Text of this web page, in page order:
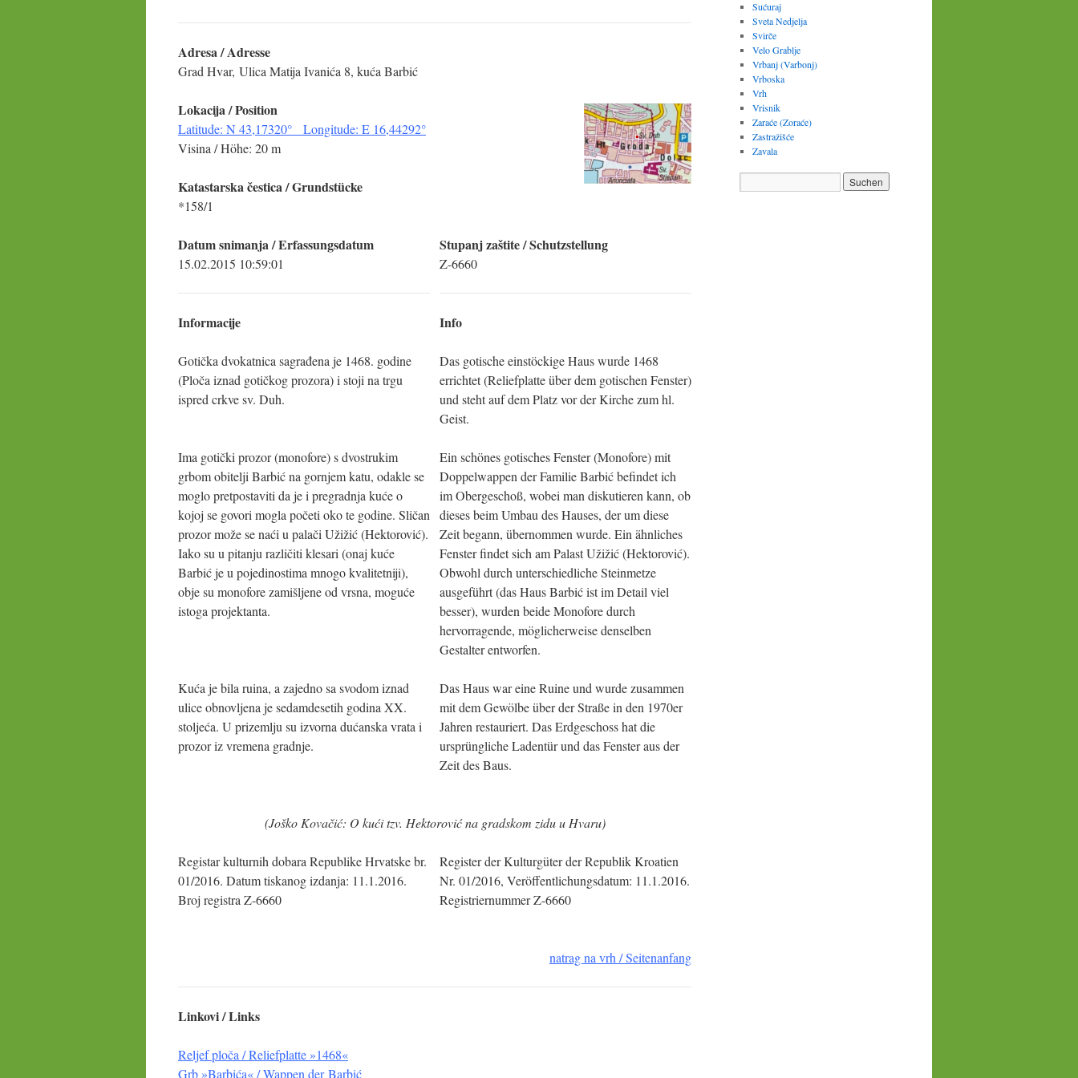
Adresa / Adresse
Grad Hvar, Ulica Matija Ivanića 8, kuća Barbić
Lokacija/ Position
Latitude: N 43,17320° Longitude: E 16,44292°
Visina / Höhe: 20 m
Katastarskačestica/ Grundstücke
*158/1
Datum snimanja / Erfassungsdatum
15.02.2015 10:59:01
Informacije
Gotička dvokatnica sagrađena je 1468. godine
(Ploča iznad gotičkog prozora) i stoji na trgu
ispred crkve sv. Duh.
Stupanj zaštite/ Schutzstellung
Z-6660
Info
Das gotische einstöckige Haus wurde 1468
errichtet (Reliefplatte über dem gotischen Fenster)
und steht auf dem Platz vor der Kirche zum hl.
Geist.
Ima gotički prozor (monofore) s dvostrukim
grbom obitelji Barbić na gornjem katu, odakle se
moglo pretpostaviti da je i pregradnja kuće o
kojoj se govori mogla početi oko te godine. Sličan
prozor može se naći u palači Užižić (Hektorović).
Iako su u pitanju različiti klesari (onaj kuće
Barbić je u pojedinostima mnogo kvalitetniji),
obje su monofore zamišljene od vrsna, moguće
istoga projektanta.
Ein schönes gotisches Fenster (Monofore) mit
Doppelwappen der Familie Barbić befindet ich
im Obergeschoß, wobei man diskutieren kann, ob
dieses beim Umbau des Hauses, der um diese
Zeit begann, übernommen wurde. Ein ähnliches
Fenster findet sich am Palast Užižić (Hektorović).
Obwohl durch unterschiedliche Steinmetze
ausgeführt (das Haus Barbić ist im Detail viel
besser), wurden beide Monofore durch
hervorragende, möglicherweise denselben
Gestalter entworfen.
Kuća je bila ruina, a zajedno sa svodom iznad
ulice obnovljena je sedamdesetih godina XX.
stoljeća. U prizemlju su izvorna dućanska vrata i
prozor iz vremena gradnje.
Das Haus war eine Ruine und wurde zusammen
mit dem Gewölbe über der Straße in den 1970er
Jahren restauriert. Das Erdgeschoss hat die
ursprüngliche Ladentür und das Fenster aus der
Zeit des Baus.
(Joško Kovačić: O kući tzv. Hektorović na gradskom zidu u Hvaru)
Registar kulturnih dobara Republike Hrvatske br.
01/2016. Datum tiskanog izdanja: 11.1.2016.
Broj registra Z-6660
Register der Kulturgüter der Republik Kroatien
Nr. 01/2016, Veröffentlichungsdatum: 11.1.2016.
Registriernummer Z-6660
natrag na vrh / Seitenanfang
Linkovi / Links
Reljef ploča / Reliefplatte »1468«
Grb »Barbića« / Wappen der Barbić
Sućuraj
Sveta Nedjelja
Svirče
Velo Grablje
Vrbanj (Varbonj)
Vrboska
Vrh
Vrisnik
Zaraće (Zoraće)
Zastražišće
Zavala